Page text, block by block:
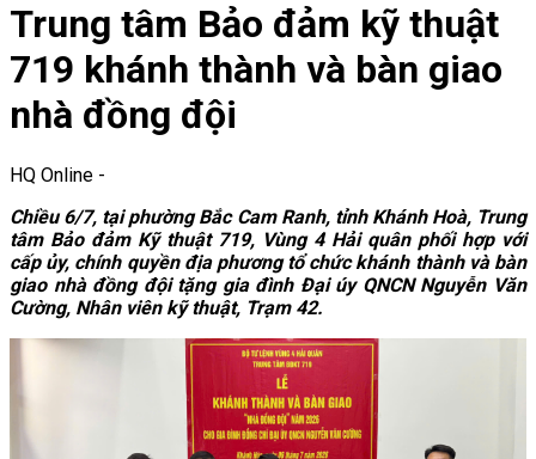
Trung tâm Bảo đảm kỹ thuật
719 khánh thành và bàn giao
nhà đồng đội
HQ Online -
Chiều 6/7, tại phường Bắc Cam Ranh, tỉnh Khánh Hoà, Trung
tâm Bảo đảm Kỹ thuật 719, Vùng 4 Hải quân phối hợp với
cấp ủy, chính quyền địa phương tổ chức khánh thành và bàn
giao nhà đồng đội tặng gia đình Đại úy QNCN Nguyễn Văn
Cường, Nhân viên kỹ thuật, Trạm 42.